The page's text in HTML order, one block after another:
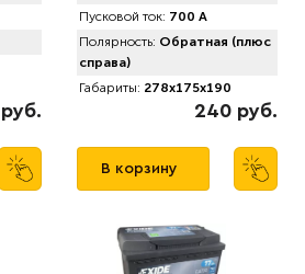
Пусковой ток: 700 А
Полярность: Обратная (плюс
справа)
Габариты: 278x175x190
240 руб.
В корзину